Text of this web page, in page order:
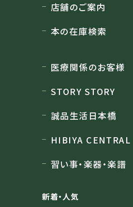
店舗のご案内
本の在庫検索
医療関係のお客様
STORY STORY
誠品生活日本橋
HIBIYA CENTRAL
習い事・楽器・楽譜
新着・人気